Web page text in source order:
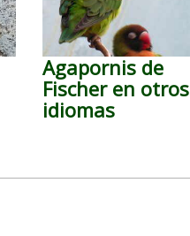
Agapornis de
Fischer en otros
idiomas